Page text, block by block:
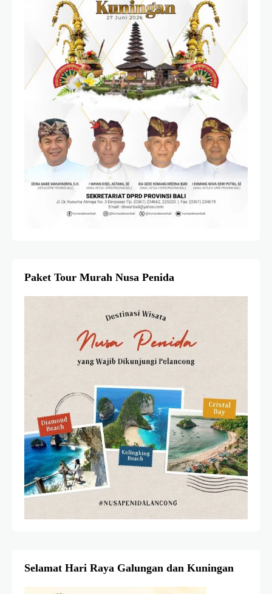
Paket Tour Murah Nusa Penida
Selamat Hari Raya Galungan dan Kuningan